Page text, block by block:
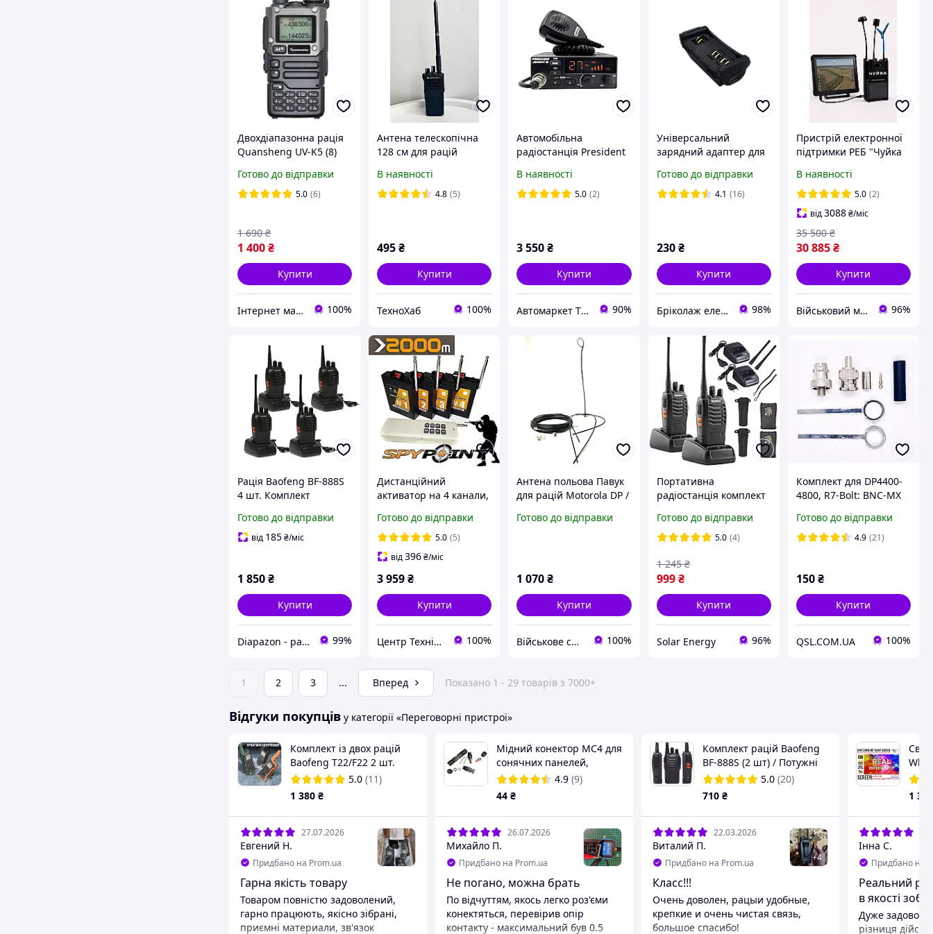
Двохдіапазонна рація
Quansheng UV-K5 (8)
Готово до відправки
5.0 (6)
1 400₴
1 690 ₴
Купити
Інтернет магазин Goverla Store 100%
Антена телескопічна
128 см для рацій
DP4400e, DP4401e,
DP4801e, DP4600e, R7
В наявності
4.8 (5)
495₴
Купити
ТехноХаб 100%
Автомобільна
радіостанція President
В наявності
5.0 (2)
3 550₴
Купити
Автомаркет TVMusic 90%
Універсальний
зарядний адаптер для
Готово до відправки
4.1 (16)
230 ₴
Купити
Бріколаж електроніка для військових 98%
Пристрій електронної
підтримки РЕБ "Чуйка
В наявності
5.0 (2)
від3088₴/міс
30 885₴
35 500 ₴
Купити
Військовий маркет 96%
Рація Baofeng BF-888S
4 шт. Комплект
BF-888S
Готово до відправки
від 185₴/міс
1 850₴
Купити
Diapazon - радіостанції та аксесуари 99%
Дистанційний
активатор на 4 канали,
дальністю ДУ більше
2км! SPYPOINT
CH2000/4
Готово до відправки
5.0 (5)
від396₴/міс
3 959₴
Купити
Центр Технічної Безпеки 100%
Антена польова Павук
для рацій Motorola DP /
перехідником Motorola
Готово до відправки
1 070₴
Купити
Військове спорядження, дрони та БПЛА | інтернет-магазин QUASAR 100%
Портативна
радіостанція комплект
до 5км, Baofeng BF-
888S
Готово до відправки
5.0 (4)
999 ₴
1 245 ₴
Купити
Solar Energy 96%
Комплект для DP4400-
4800, R7-Bolt: BNC-MX
клемами + BNC RG58
якісне обжимне кільце
Готово до відправки
4.9 (21)
150₴
Купити
QSL.COM.UA 100%
1 2 3 ... Вперед Показано 1 - 29 товарів з 7000+
Відгуки покупців у категорії «Переговорні пристрої»
Комплект із двох рацій
Baofeng T22/F22 2 шт.
Радіостанція, Рація з
ліхтариком, Type-C, PMR
5.0 (11)
1 380 ₴
27.07.2026
Евгений Н.
Придбано на Prom.ua
Гарна якiсть товару
Товаром повнiстю задоволений,
гарно працюють, якiсно зiбранi,
приємнi материали, зв'язок
Мідний конектор MC4 для
сонячних панелей,
Male/Female, закриті
клеми, для проводів
мм2
4.9 (9)
44 ₴
26.07.2026
Михайло П.
Придбано на Prom.ua
Не погано, можна брать
По відчуттям, якось легко роз'єми
конектяться, перевірив опір
контакту - максимальний був 0.5
Комплект рацій Baofeng
BF-888S (2 шт) / Потужні
5W радіостанції / Відстань
10 км / Професійні 16
5.0 (20)
710 ₴
22.03.2026
Виталий П.
Придбано на Prom.ua +4
Класс!!!
Очень доволен, рацыи удобные,
крепкие и очень чистая связь,
большое спасибо!
(72/
та
1 350
Інна С.
Придбано на
Реальний
в якості
Дуже
різниця дійсно